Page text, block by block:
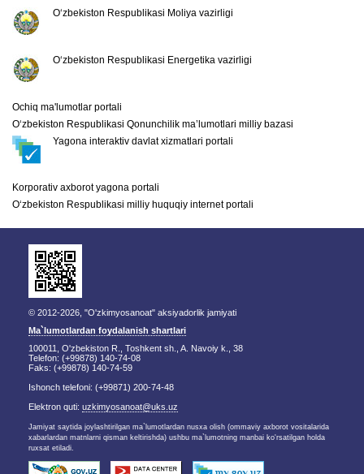
O‘zbekiston Respublikasi Moliya vazirligi
O‘zbekiston Respublikasi Energetika vazirligi
Ochiq ma'lumotlar portali
O‘zbekiston Respublikasi Qonunchilik ma’lumotlari milliy bazasi
Yagona interaktiv davlat xizmatlari portali
Korporativ axborot yagona portali
O‘zbekiston Respublikasi milliy huquqiy internet portali
© 2012-2026, "O'zkimyosanoat" aksiyadorlik jamiyati
Ma`lumotlardan foydalanish shartlari
100011, O'zbekiston R., Toshkent sh., A. Navoiy k., 38
Telefon: (+99878) 140-74-08
Faks: (+99878) 140-74-59
Ishonch telefoni: (+99871) 200-74-48
Elektron quti: uzkimyosanoat@uks.uz
Jamiyat saytida joylashtirilgan ma`lumotlardan nusxa olish (ommaviy axborot vositalarida
xabarlardan matnlarni qisman keltirishda) ushbu ma`lumotning manbai ko'rsatilgan holda
ruxsat etiladi.